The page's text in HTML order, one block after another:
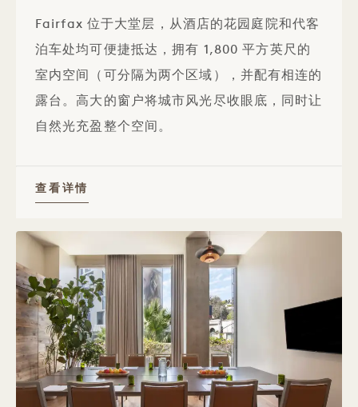
Fairfax 位于大堂层，从酒店的花园庭院和代客
泊车处均可便捷抵达，拥有 1,800 平方英尺的
室内空间（可分隔为两个区域），并配有相连的
露台。高大的窗户将城市风光尽收眼底，同时让
自然光充盈整个空间。
查看详情